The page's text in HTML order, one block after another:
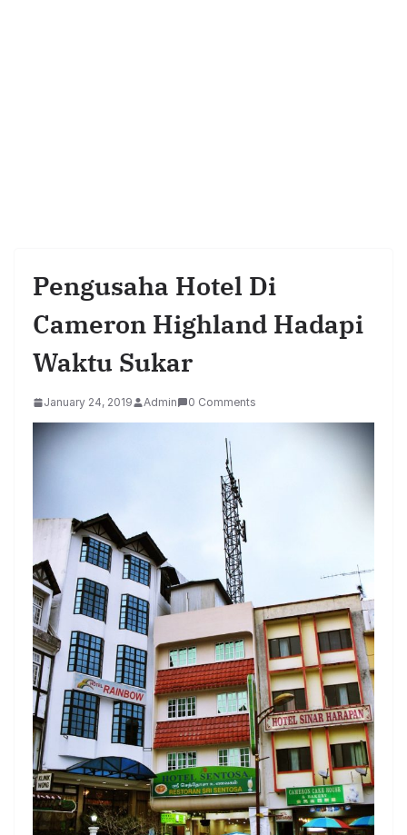
Pengusaha Hotel Di
Cameron Highland Hadapi
Waktu Sukar
January 24, 2019 Admin 0 Comments